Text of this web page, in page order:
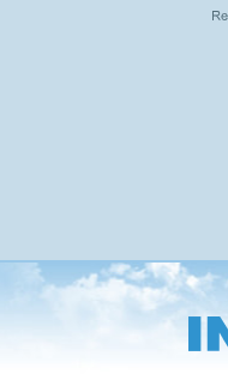
Přejít
na
hlavní
obsah